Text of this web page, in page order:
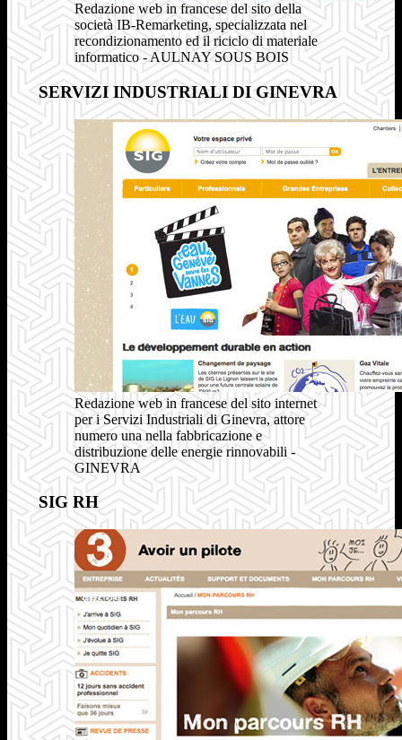
Redazione web in francese del sito della
società IB-Remarketing, specializzata nel
recondizionamento ed il riciclo di materiale
informatico - AULNAY SOUS BOIS
SERVIZI INDUSTRIALI DI GINEVRA
Redazione web in francese del sito internet
per i Servizi Industriali di Ginevra, attore
numero una nella fabbricazione e
distribuzione delle energie rinnovabili -
GINEVRA
SIG RH